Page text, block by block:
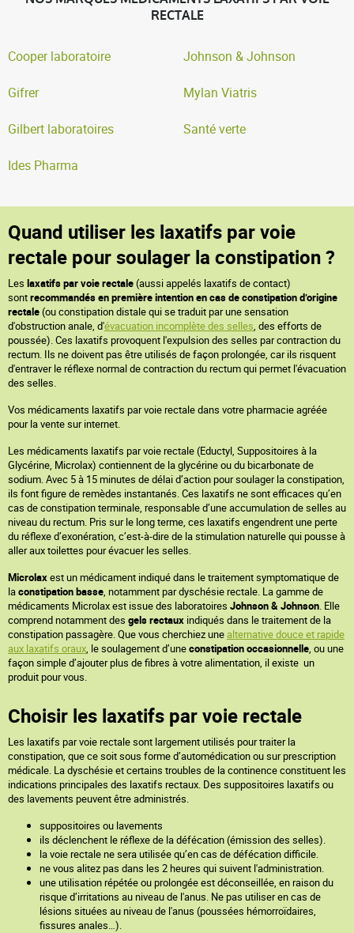
RECTALE
Cooper laboratoire
Gifrer
Gilbert laboratoires
Ides Pharma
Johnson & Johnson
Mylan Viatris
Santé verte
Quand utiliser les laxatifs par voie
rectale pour soulager la constipation ?
Les laxatifs par voie rectale(aussi appelés laxatifs de contact)
sontrecommandés en première intention en cas de constipation d’origine
rectale(ou constipation distale qui se traduit par une sensation
d'obstruction anale, d'évacuation incomplète des selles, des efforts de
poussée). Ces laxatifs provoquent l'expulsion des selles par contraction du
rectum. Ils ne doivent pas être utilisés de façon prolongée, car ils risquent
d'entraver le réflexe normal de contraction du rectum qui permet l'évacuation
des selles.
Vos médicaments laxatifs par voie rectale dans votre pharmacie agréée
pour la vente sur internet.
Les médicaments laxatifs par voie rectale (Eductyl, Suppositoires à la
Glycérine, Microlax) contiennent de la glycérine ou du bicarbonate de
sodium. Avec 5 à 15 minutes de délai d’action pour soulager la constipation,
ils font figure de remèdes instantanés. Ces laxatifs ne sont efficaces qu’en
cas de constipation terminale, responsable d’une accumulation de selles au
niveau du rectum. Pris sur le long terme, ces laxatifs engendrent une perte
du réflexe d’exonération, c’est-à-dire de la stimulation naturelle qui pousse à
aller aux toilettes pour évacuer les selles.
Microlaxest un médicament indiqué dans le traitement symptomatique de
laconstipation basse, notamment par dyschésie rectale. La gamme de
médicaments Microlax est issue des laboratoires Johnson & Johnson. Elle
comprend notamment des gels rectaux indiqués dans le traitement de la
constipation passagère. Que vous cherchiez unealternative douce et rapide
aux laxatifs oraux, le soulagement d’uneconstipation occasionnelle, ou une
façon simple d’ajouter plus de fibres à votre alimentation, il existe un
produit pour vous.
Choisir les laxatifs par voie rectale
Les laxatifs par voie rectale sont largement utilisés pour traiter la
constipation, que ce soit sous forme d’automédication ou sur prescription
médicale. La dyschésie et certains troubles de la continence constituent les
indications principales des laxatifs rectaux. Des suppositoires laxatifs ou
des lavements peuvent être administrés.
suppositoires ou lavements
ils déclenchent le réflexe de la défécation (émission des selles).
la voie rectale ne sera utilisée qu’en cas de défécation difficile.
ne vous alitez pas dans les 2 heures qui suivent l'administration.
une utilisation répétée ou prolongée est déconseillée, en raison du
risque d’irritations au niveau de l'anus. Ne pas utiliser en cas de
lésions situées au niveau de l'anus (poussées hémorroïdaires,
fissures anales…).